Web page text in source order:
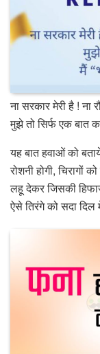
ना सरकार मेरी है ! ना
मुझे तो सिर्फ एक बात
यह बात हवाओं को
रोशनी होगी, चिरागों
लहू देकर जिसकी
ऐसे तिरंगे को सदा